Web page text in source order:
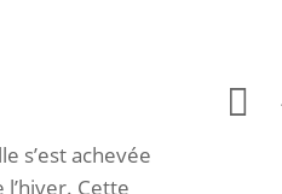
s’est achevée
Cette
